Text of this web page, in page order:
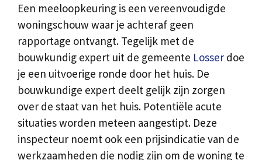
Een meeloopkeuring is een vereenvoudigde
woningschouw waar je achteraf geen
rapportage ontvangt. Tegelijk met de
bouwkundig expert uit de gemeente Losser doe
je een uitvoerige ronde door het huis. De
bouwkundige expert deelt gelijk zijn zorgen
over de staat van het huis. Potentiële acute
situaties worden meteen aangestipt. Deze
inspecteur noemt ook een prijsindicatie van de
werkzaamheden die nodig zijn om de woning te